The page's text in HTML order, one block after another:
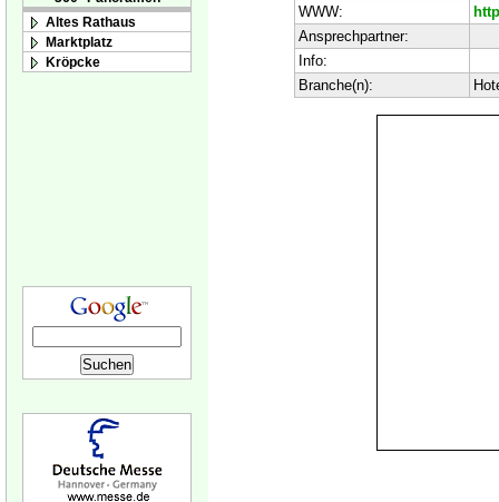
Altes Rathaus
Marktplatz
Kröpcke
WWW:
Ansprechpartner:
Info:
Branche(n):